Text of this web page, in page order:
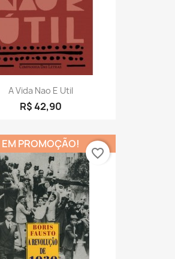
A Vida Nao E Util
R$ 42,90
EM PROMOÇÃO!
favorite_border